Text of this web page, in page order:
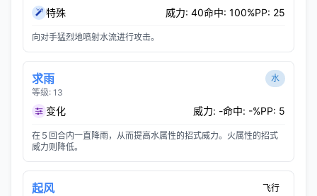
特殊 威力: 40命中: 100%PP: 25
向对手猛烈地喷射水流进行攻击。
求雨
等级: 13
水
变化 威力: -命中: -%PP: 5
在５回合内一直降雨，从而提高水属性的招式威力。火属性的招式
威力则降低。
起风 飞行